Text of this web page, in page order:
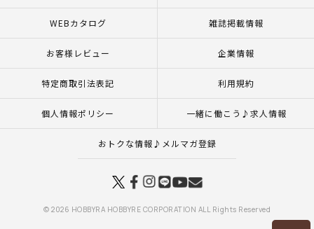
WEBカタログ 雑誌掲載情報
お客様レビュー 企業情報
特定商取引法表記 利用規約
個人情報ポリシー 一緒に働こう♪求人情報
おトクな情報♪メルマガ登録
© 2026 HOBBYRA HOBBYRE CORPORATION ALL Rights Reserved